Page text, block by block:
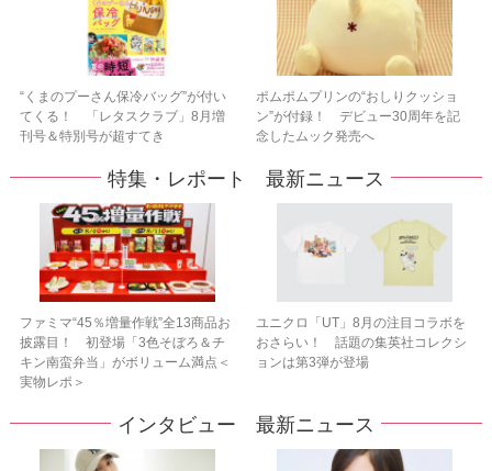
“くまのプーさん保冷バッグ”が付い
てくる！ 「レタスクラブ」8月増
刊号＆特別号が超すてき
ポムポムプリンの“おしりクッショ
ン”が付録！ デビュー30周年を記
念したムック発売へ
特集・レポート 最新ニュース
ファミマ“45％増量作戦”全13商品お
披露目！ 初登場「3色そぼろ＆チ
キン南蛮弁当」がボリューム満点＜
実物レポ＞
ユニクロ「UT」8月の注目コラボを
おさらい！ 話題の集英社コレクシ
ョンは第3弾が登場
インタビュー 最新ニュース